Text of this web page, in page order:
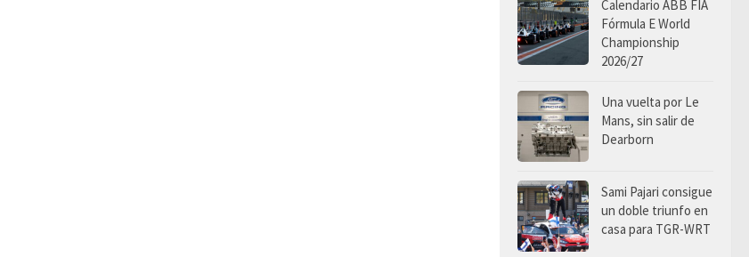
Calendario ABB FIA
Fórmula E World
Championship
2026/27
Una vuelta por Le
Mans, sin salir de
Dearborn
Sami Pajari consigue
un doble triunfo en
casa para TGR-WRT